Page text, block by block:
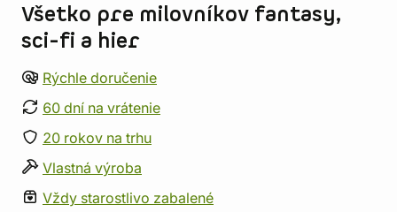
Všetko pre milovníkov fantasy,
sci-fi a hier
Rýchle doručenie
60 dní na vrátenie
20 rokov na trhu
Vlastná výroba
Vždy starostlivo zabalené